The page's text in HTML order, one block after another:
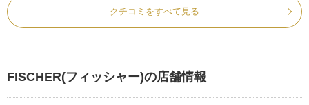
クチコミをすべて見る
FISCHER(フィッシャー)の店舗情報